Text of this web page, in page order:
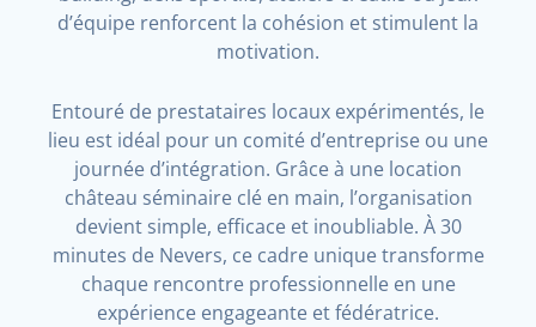
d’équipe renforcent la cohésion et stimulent la
motivation.
Entouré de prestataires locaux expérimentés, le
lieu est idéal pour un comité d’entreprise ou une
journée d’intégration. Grâce à une location
château séminaire clé en main, l’organisation
devient simple, efficace et inoubliable. À 30
minutes de Nevers, ce cadre unique transforme
chaque rencontre professionnelle en une
expérience engageante et fédératrice.